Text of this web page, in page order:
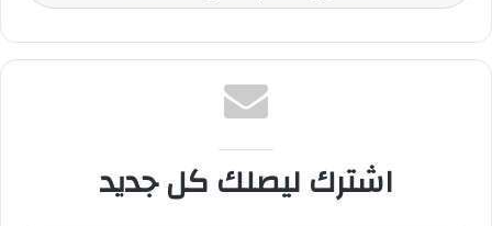
اشترك ليصلك كل جديد